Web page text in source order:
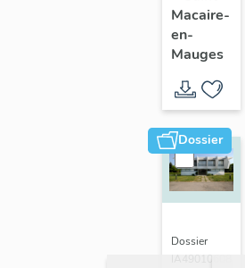
commune
de
Saint-
Macaire-
en-
Mauges
Macaire-
en-
Mauges
Dossier
Dossier
IA49010608